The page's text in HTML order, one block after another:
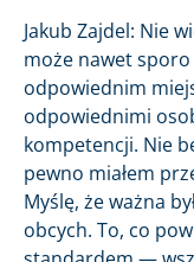
Jakub Zajdel: Nie
może nawet
odpowiednim
odpowiednimi
kompetencji. Nie
pewno miałem
Myślę, że ważna
obcych. To, co